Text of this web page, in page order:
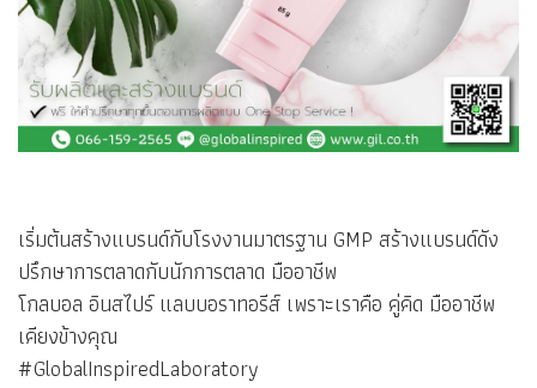
เริ่มต้นสร้างแบรนด์กับโรงงานมาตรฐาน GMP สร้างแบรนด์ดัง
ปรึกษาการตลาดกับนักการตลาด มืออาชีพ
โกลบอล อินสไปร์ แลบบอราทอรีส์ เพราะเราคือ คู่คิด มืออาชีพ
เคียงข้างคุณ
#GlobalInspiredLaboratory